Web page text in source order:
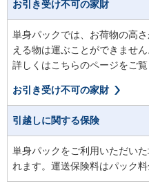
お引き受け不可の家財
単身パックでは、お荷物の高
える物は運ぶことができません
詳しくはこちらのページをご覧
お引き受け不可の家財
引越しに関する保険
単身パックをご利用いただい
れます。運送保険料はパック料